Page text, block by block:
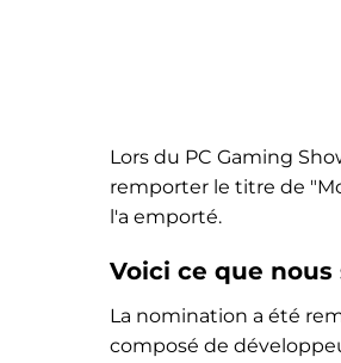
Lors du PC Gaming
remporter le titre de
l'a emporté.
Voici ce que nous
La nomination a été
composé de